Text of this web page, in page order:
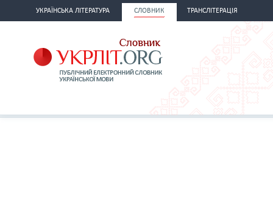
УКРАЇНСЬКА ЛІТЕРАТУРА СЛОВНИК ТРАНСЛІТЕРАЦІЯ